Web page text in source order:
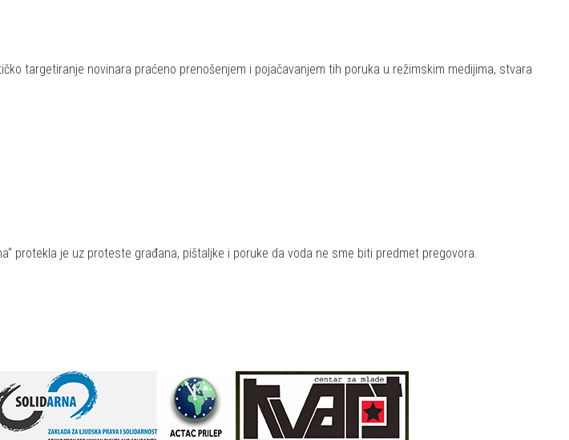
targetiranje novinara praćeno prenošenjem i pojačavanjem tih poruka u režimskim medijima, stvara
protekla je uz proteste građana, pištaljke i poruke da voda ne sme biti predmet pregovora.